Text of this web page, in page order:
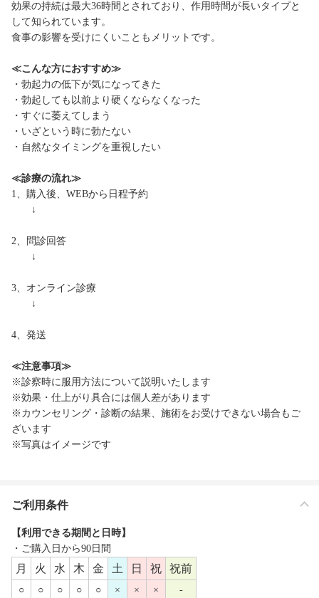
効果の持続は最大36時間とされており、作用時間が長いタイプと
して知られています。
食事の影響を受けにくいこともメリットです。
≪こんな方におすすめ≫
・勃起力の低下が気になってきた
・勃起しても以前より硬くならなくなった
・すぐに萎えてしまう
・いざという時に勃たない
・自然なタイミングを重視したい
≪診療の流れ≫
1、購入後、WEBから日程予約
↓
2、問診回答
↓
3、オンライン診療
↓
4、発送
≪注意事項≫
※診察時に服用方法について説明いたします
※効果・仕上がり具合には個人差があります
※カウンセリング・診断の結果、施術をお受けできない場合もご
ざいます
※写真はイメージです
ご利用条件
【利用できる期間と日時】
・ご購入日から90日間
月 火 水 木 金 土 日 祝 祝前
○ ○ ○ ○ ○ × × ×
-